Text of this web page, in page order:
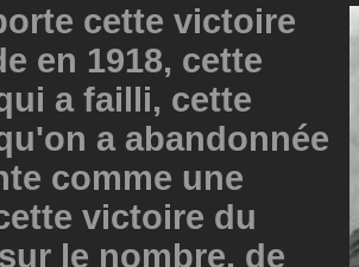
cette victoire
en 1918, cette
a failli, cette
a abandonnée
comme une
victoire du
le nombre, de